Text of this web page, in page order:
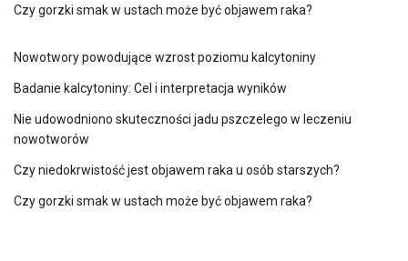
Czy gorzki smak w ustach może być objawem raka?
Nowotwory powodujące wzrost poziomu kalcytoniny
Badanie kalcytoniny: Cel i interpretacja wyników
Nie udowodniono skuteczności jadu pszczelego w leczeniu
nowotworów
Czy niedokrwistość jest objawem raka u osób starszych?
Czy gorzki smak w ustach może być objawem raka?